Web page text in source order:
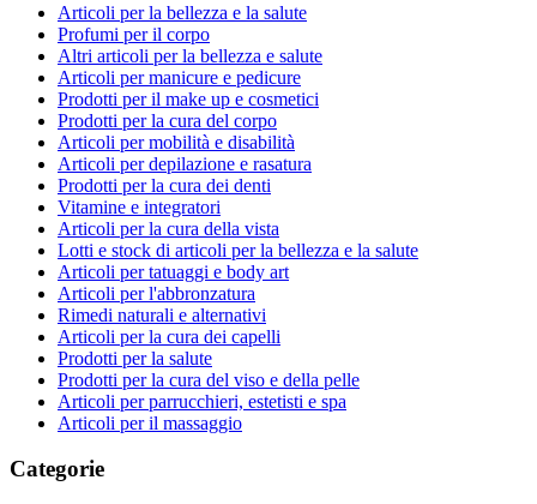
Articoli per la bellezza e la salute
Profumi per il corpo
Altri articoli per la bellezza e salute
Articoli per manicure e pedicure
Prodotti per il make up e cosmetici
Prodotti per la cura del corpo
Articoli per mobilità e disabilità
Articoli per depilazione e rasatura
Prodotti per la cura dei denti
Vitamine e integratori
Articoli per la cura della vista
Lotti e stock di articoli per la bellezza e la salute
Articoli per tatuaggi e body art
Articoli per l'abbronzatura
Rimedi naturali e alternativi
Articoli per la cura dei capelli
Prodotti per la salute
Prodotti per la cura del viso e della pelle
Articoli per parrucchieri, estetisti e spa
Articoli per il massaggio
Categorie